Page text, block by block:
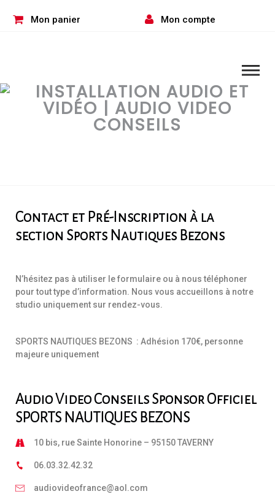
Mon panier Mon compte
Contact et Pré-Inscription à la
section Sports Nautiques Bezons
N’hésitez pas à utiliser le formulaire ou à nous téléphoner
pour tout type d’information. Nous vous accueillons à notre
studio uniquement sur rendez-vous.
SPORTS NAUTIQUES BEZONS : Adhésion 170€, personne
majeure uniquement
Audio Video Conseils Sponsor Officiel
SPORTS NAUTIQUES BEZONS
10 bis, rue Sainte Honorine – 95150 TAVERNY
06.03.32.42.32
audiovideofrance@aol.com